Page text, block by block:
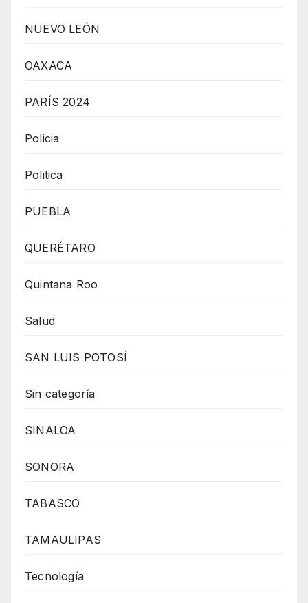
NUEVO LEÓN
OAXACA
PARÍS 2024
Policia
Politica
PUEBLA
QUERÉTARO
Quintana Roo
Salud
SAN LUIS POTOSÍ
Sin categoría
SINALOA
SONORA
TABASCO
TAMAULIPAS
Tecnología